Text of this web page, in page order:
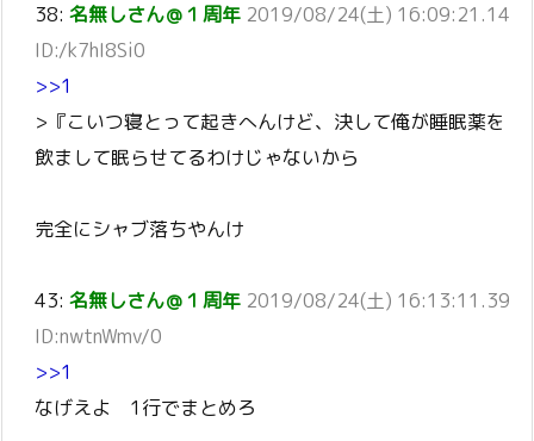
38: 名無しさん＠１周年 2019/08/24(土) 16:09:21.14
ID:/k7hI8Si0
>>1
>『こいつ寝とって起きへんけど、決して俺が睡眠薬を
飲まして眠らせてるわけじゃないから
完全にシャブ落ちやんけ
43: 名無しさん＠１周年 2019/08/24(土) 16:13:11.39
ID:nwtnWmv/0
>>1
なげえよ 1行でまとめろ